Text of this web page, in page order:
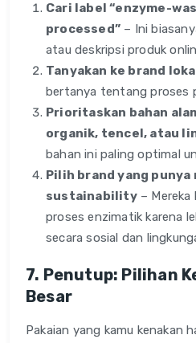
Cari label “enzyme-
processed” – Ini
atau deskripsi produk
Tanyakan ke brand
bertanya tentang proses
Prioritaskan bahan
organik, tencel, atau
bahan ini paling optimal
Pilih brand yang
sustainability– Mereka
proses enzimatik karena
secara sosial dan
7. Penutup: Pilihan
Besar
Pakaian yang kamu kenakan